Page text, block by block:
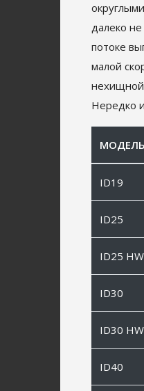
далеко
потоке
малой
нехищной
Нередко
МОДЕЛЬ
ID19
ID25
ID25 HW
ID30
ID30 HW
ID40